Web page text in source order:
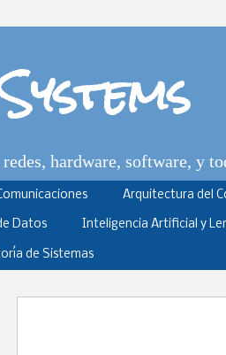
hardware, software, y
Arquitectura del
Datos Inteligencia Artificial y
de Sistemas